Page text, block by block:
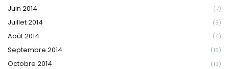
Juin 2014 (7)
Juillet 2014 (8)
Août 2014 (4)
Septembre 2014 (15)
Octobre 2014 (19)